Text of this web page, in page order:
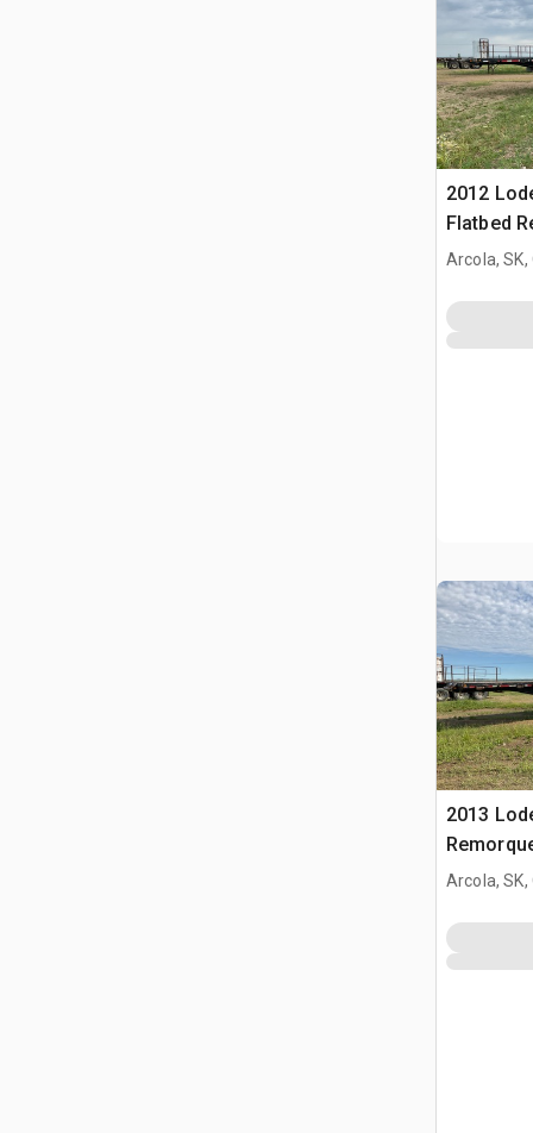
2012
Flatbed
champ
Arcola, SK,
2013
Arcola, SK,